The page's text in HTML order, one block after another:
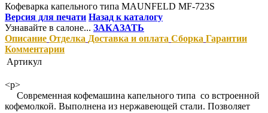
Кофеварка капельного типа MAUNFELD MF-723S
Версия для печати Назад к каталогу
Узнавайте в салоне... ЗАКАЗАТЬ
Описание Отделка Доставка и оплата Сборка Гарантии
Комментарии
Артикул
<p>
Современная кофемашина капельного типа со встроенной
кофемолкой. Выполнена из нержавеющей стали. Позволяет